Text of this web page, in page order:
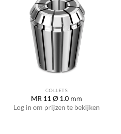
COLLETS
MR 11 Ø 1.0 mm
Log in om prijzen te bekijken